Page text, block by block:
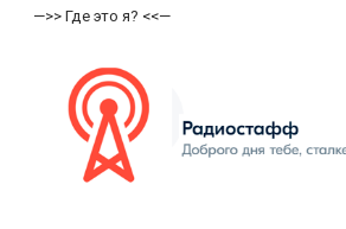
—>> Где это я? <<—